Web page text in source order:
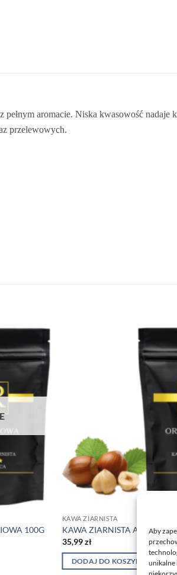
Aby
unikalne
pełnym aromacie. Niska kwasowość
przelewowych.
100G
KAWA ZIARNISTA
KAWA ZIARNISTA ARABICA
35,99zł
DODAJ DO KOSZYKA